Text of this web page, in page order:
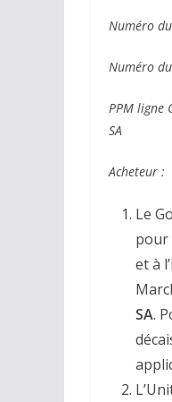
PPM
SA
Le
pour
et à
SA.